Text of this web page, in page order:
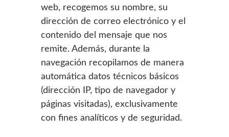
web, recogemos su nombre, su
dirección de correo electrónico y el
contenido del mensaje que nos
remite. Además, durante la
navegación recopilamos de manera
automática datos técnicos básicos
(dirección IP, tipo de navegador y
páginas visitadas), exclusivamente
con fines analíticos y de seguridad.